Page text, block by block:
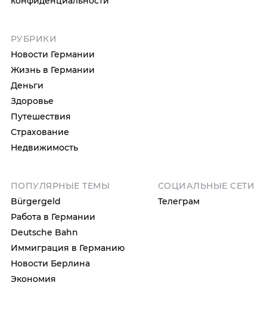
РУБРИКИ
Новости Германии
Жизнь в Германии
Деньги
Здоровье
Путешествия
Страхование
Недвижимость
ПОПУЛЯРНЫЕ ТЕМЫ
Bürgergeld
Работа в Германии
Deutsche Bahn
Иммиграция в Германию
Новости Берлина
Экономия
СОЦИАЛЬНЫЕ СЕТИ
Телеграм